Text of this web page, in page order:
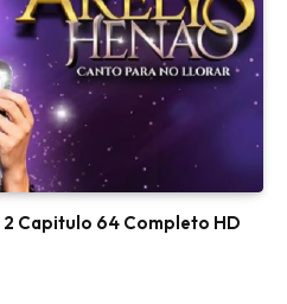
Capitulo 64 Completo HD